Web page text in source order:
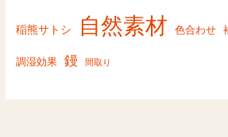
稲熊サトシ 自然素材 色合わせ
調湿効果 鏝 間取り